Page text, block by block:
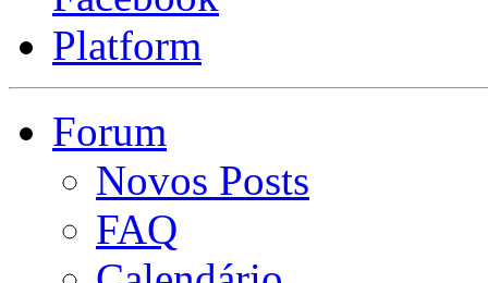
Forum
Novos Posts
FAQ